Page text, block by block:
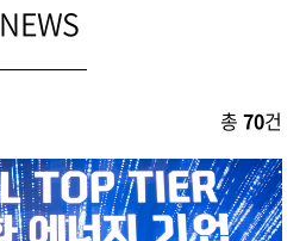
미디어센터
NEWS
NEWS
총 70건